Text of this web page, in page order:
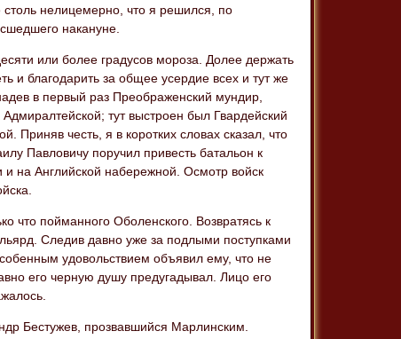
нелицемерно, что я решился, по
накануне.
или более градусов мороза. Долее держать
и благодарить за общее усердие всех и тут же
в первый раз Преображенский мундир,
тут выстроен был Гвардейский
Приняв честь, я в коротких словах сказал, что
Павловичу поручил привесть батальон к
на Английской набережной. Осмотр войск
что пойманного Оболенского. Возвратясь к
Следив давно уже за подлыми поступками
удовольствием объявил ему, что не
его черную душу предугадывал. Лицо его
Бестужев, прозвавшийся Марлинским.